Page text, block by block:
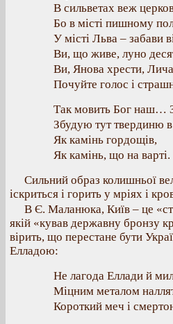
В сильветах веж
Бо в місті пишному
У місті Льва – забави
Ви, що живе, луно
Ви, Янова хрести,
Почуйте голос і
Так мовить Бог наш…
Збудую тут твердиню в
Як камінь гордощів,
Як камінь, що на варті.
Сильний образ колишньої
іскриться і горить у мріях і
В Є. Маланюка, Київ – це
якій «кував державну бронзу
вірить, що перестане бути
Елладою:
Не лагода Еллади й
Міцним металом
Короткий меч і